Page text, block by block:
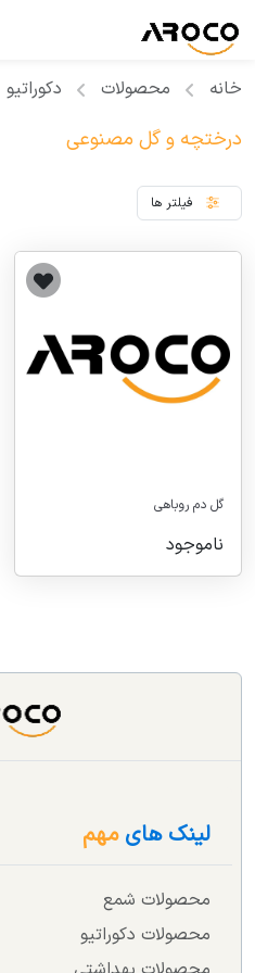
خانه محصولات دکوراتیو
درختچه و گل مصنوعی
گل دم روباهی
ناموجود
لینک هایمهم
محصولات شمع
محصولات دکوراتیو